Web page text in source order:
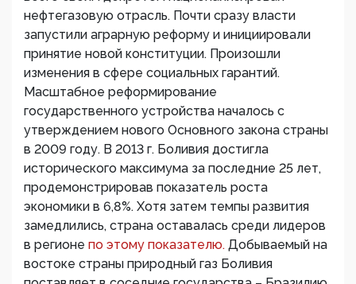
нефтегазовую отрасль. Почти сразу власти
запустили аграрную реформу и инициировали
принятие новой конституции. Произошли
изменения в сфере социальных гарантий.
Масштабное реформирование
государственного устройства началось с
утверждением нового Основного закона страны
в 2009 году. В 2013 г. Боливия достигла
исторического максимума за последние 25 лет,
продемонстрировав показатель роста
экономики в 6,8%. Хотя затем темпы развития
замедлились, страна оставалась среди лидеров
в регионе по этому показателю. Добываемый на
востоке страны природный газ Боливия